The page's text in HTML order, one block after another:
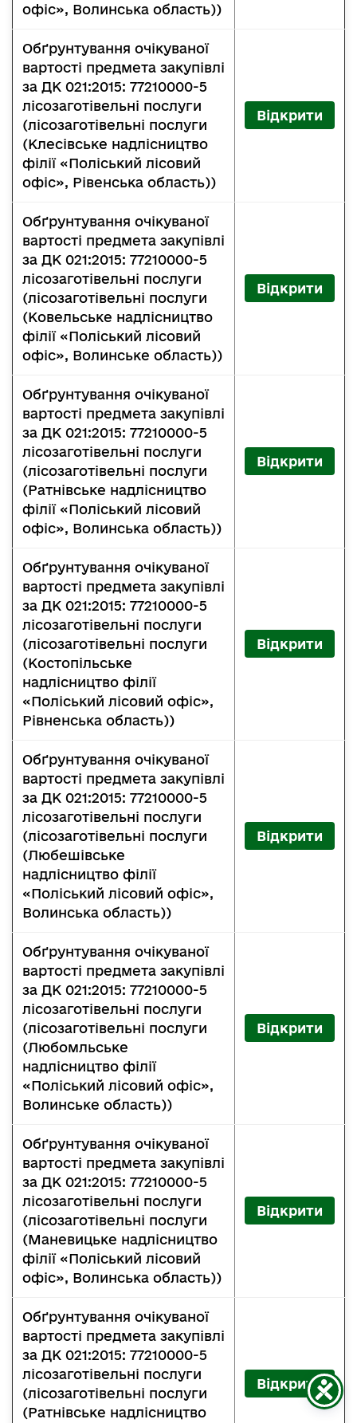
офіс», Волинська область))
Обґрунтування очікуваної
вартості предмета закупівлі
за ДК 021:2015: 77210000-5
лісозаготівельні послуги
(лісозаготівельні послуги
(Клесівське надлісництво
філії «Поліський лісовий
офіс», Рівенська область))
Відкрити
Обґрунтування очікуваної
вартості предмета закупівлі
за ДК 021:2015: 77210000-5
лісозаготівельні послуги
(лісозаготівельні послуги
(Ковельське надлісництво
філії «Поліський лісовий
офіс», Волинське область))
Відкрити
Обґрунтування очікуваної
вартості предмета закупівлі
за ДК 021:2015: 77210000-5
лісозаготівельні послуги
(лісозаготівельні послуги
(Ратнівське надлісництво
філії «Поліський лісовий
офіс», Волинська область))
Відкрити
Обґрунтування очікуваної
вартості предмета закупівлі
за ДК 021:2015: 77210000-5
лісозаготівельні послуги
(лісозаготівельні послуги
(Костопільське
надлісництво філії
«Поліський лісовий офіс»,
Рівненська область))
Відкрити
Обґрунтування очікуваної
вартості предмета закупівлі
за ДК 021:2015: 77210000-5
лісозаготівельні послуги
(лісозаготівельні послуги
(Любешівське
надлісництво філії
«Поліський лісовий офіс»,
Волинська область))
Відкрити
Обґрунтування очікуваної
вартості предмета закупівлі
за ДК 021:2015: 77210000-5
лісозаготівельні послуги
(лісозаготівельні послуги
(Любомльське
надлісництво філії
«Поліський лісовий офіс»,
Волинське область))
Відкрити
Обґрунтування очікуваної
вартості предмета закупівлі
за ДК 021:2015: 77210000-5
лісозаготівельні послуги
(лісозаготівельні послуги
(Маневицьке надлісництво
філії «Поліський лісовий
офіс», Волинська область))
Відкрити
Обґрунтування очікуваної
вартості предмета закупівлі
за ДК 021:2015: 77210000-5
лісозаготівельні послуги
(лісозаготівельні послуги
(Ратнівське надлісництво
Відкрити